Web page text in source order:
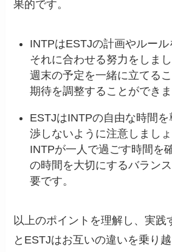
果的です。
INTPはESTJの計画やルー
それに合わせる努力をしま
週末の予定を一緒に立てる
期待を調整することができま
ESTJはINTPの自由な時間
渉しないように注意しましょ
INTPが一人で過ごす時間を
の時間を大切にするバラン
要です。
以上のポイントを理解し、実践
とESTJはお互いの違いを乗り